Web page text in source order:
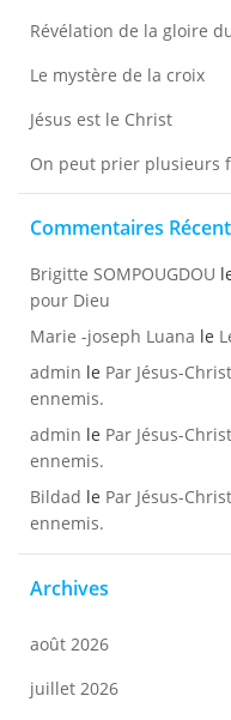
Révélation de la gloire
Le mystère de la croix
Jésus est le Christ
On peut prier plusieurs
Commentaires
Brigitte SOMPOUGDOU
pour Dieu
Marie -joseph Luana le
admin le Par Jésus-
ennemis.
admin le Par Jésus-
ennemis.
Bildad le Par Jésus-
ennemis.
Archives
août 2026
juillet 2026